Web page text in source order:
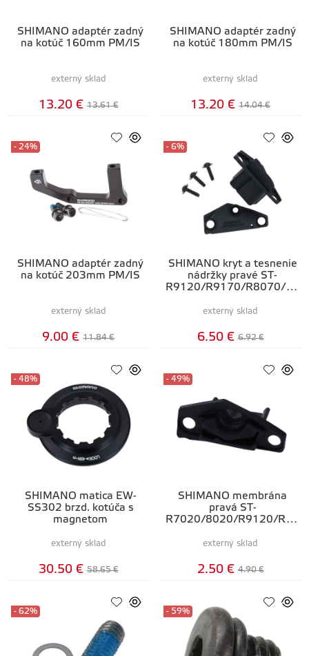
SHIMANO adaptér zadný
na kotúč 160mm PM/IS
externý sklad
13.20 € 13.61 €
SHIMANO adaptér zadný
na kotúč 180mm PM/IS
externý sklad
13.20 € 14.04 €
SHIMANO adaptér zadný
na kotúč 203mm PM/IS
- 24%
externý sklad
9.00 € 11.84 €
SHIMANO kryt a tesnenie
nádržky pravé ST-
R9120/R9170/R8070/R8
- 6%
externý sklad
6.50 € 6.92 €
SHIMANO matica EW-
SS302 brzd. kotúča s
magnetom
- 48%
externý sklad
30.50 € 58.65 €
SHIMANO membrána
pravá ST-
R7020/8020/R9120/RX4
- 49%
externý sklad
2.50 € 4.90 €
- 62% - 59%